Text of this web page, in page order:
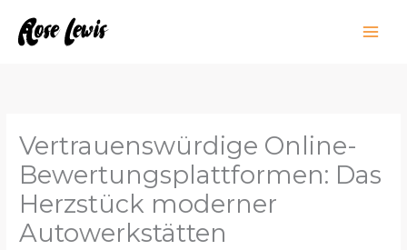
Vertrauenswürdige Online-
Bewertungsplattformen: Das
Herzstück moderner
Autowerkstätten